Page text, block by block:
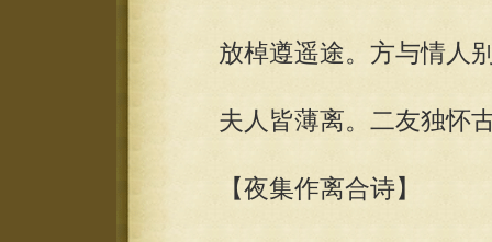
放棹遵遥途。方与情人别
夫人皆薄离。二友独怀古
【夜集作离合诗】